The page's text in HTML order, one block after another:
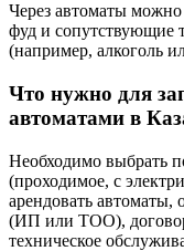
Через автоматы
фуд и сопутствующие
(например, алкоголь
Что нужно для
автоматами в
Необходимо выбрать
(проходимое, с
арендовать автоматы,
(ИП или ТОО),
техническое